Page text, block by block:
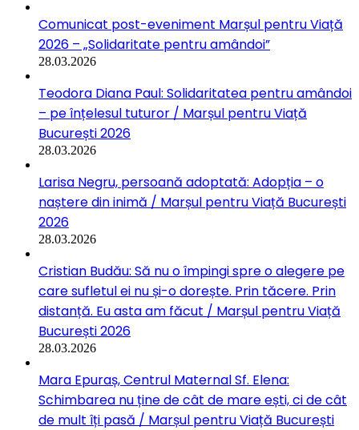
Comunicat post-eveniment Marșul pentru Viață
2026 – „Solidaritate pentru amândoi”
28.03.2026
Teodora Diana Paul: Solidaritatea pentru amândoi
– pe înțelesul tuturor / Marșul pentru Viață
București 2026
28.03.2026
Larisa Negru, persoană adoptată: Adopția – o
naștere din inimă / Marșul pentru Viață București
2026
28.03.2026
Cristian Budău: Să nu o împingi spre o alegere pe
care sufletul ei nu și-o dorește. Prin tăcere. Prin
distanță. Eu asta am făcut / Marșul pentru Viață
București 2026
28.03.2026
Mara Epuraș, Centrul Maternal Sf. Elena:
Schimbarea nu ține de cât de mare ești, ci de cât
de mult îți pasă / Marșul pentru Viață București